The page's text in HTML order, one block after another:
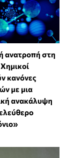
ανατροπή στη
κανόνες
με μια
ανακάλυψη